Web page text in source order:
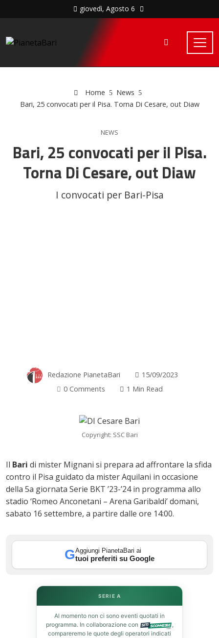
giovedì, Agosto 6
Home
News
Bari, 25 convocati per il Pisa. Torna Di Cesare, out Diaw
NEWS
Bari, 25 convocati per il Pisa.
Torna Di Cesare, out Diaw
I convocati per Bari-Pisa
Redazione PianetaBari
15/09/2023
0 Comments
1 Min Read
Copyright: SSC Bari
Il Bari di mister Mignani si prepara ad affrontare la sfida
contro il Pisa guidato da mister Aquilani in occasione
della 5a giornata Serie BKT ’23-’24 in programma allo
stadio ‘Romeo Anconetani – Arena Garibaldi’ domani,
sabato 16 settembre, a partire dalle ore 14:00.
GAggiungi PianetaBari ai
tuoi preferiti su Google
SERIE A
Al momento non ci sono eventi quotati in
programma. In collaborazione con
,
compareremo le quote degli operatori indicati